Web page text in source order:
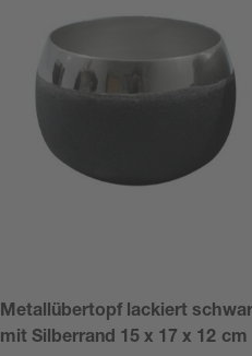
Metallübertopf lackiert
mit Silberrand 15 x 17 x 12 cm